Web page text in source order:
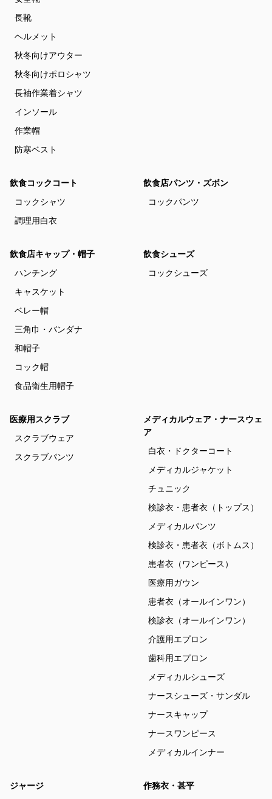
長靴
ヘルメット
秋冬向けアウター
秋冬向けポロシャツ
長袖作業着シャツ
インソール
作業帽
防寒ベスト
飲食コックコート
コックシャツ
調理用白衣
飲食店パンツ・ズボン
コックパンツ
飲食店キャップ・帽子
ハンチング
キャスケット
ベレー帽
三角巾・バンダナ
和帽子
コック帽
食品衛生用帽子
飲食シューズ
コックシューズ
医療用スクラブ
スクラブウェア
スクラブパンツ
メディカルウェア・ナースウェ
ア
白衣・ドクターコート
メディカルジャケット
チュニック
検診衣・患者衣（トップス）
メディカルパンツ
検診衣・患者衣（ボトムス）
患者衣（ワンピース）
医療用ガウン
患者衣（オールインワン）
検診衣（オールインワン）
介護用エプロン
歯科用エプロン
メディカルシューズ
ナースシューズ・サンダル
ナースキャップ
ナースワンピース
メディカルインナー
ジャージ
作務衣・甚平